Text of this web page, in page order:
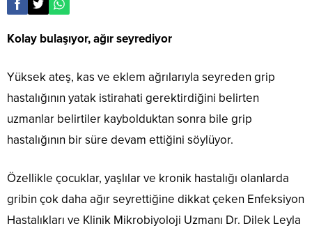
Kolay bulaşıyor, ağır seyrediyor
Yüksek ateş, kas ve eklem ağrılarıyla seyreden grip
hastalığının yatak istirahati gerektirdiğini belirten
uzmanlar belirtiler kaybolduktan sonra bile grip
hastalığının bir süre devam ettiğini söylüyor.
Özellikle çocuklar, yaşlılar ve kronik hastalığı olanlarda
gribin çok daha ağır seyrettiğine dikkat çeken Enfeksiyon
Hastalıkları ve Klinik Mikrobiyoloji Uzmanı Dr. Dilek Leyla